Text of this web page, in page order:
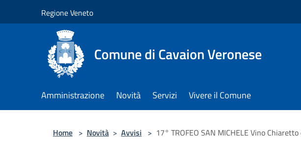
Regione Veneto
Comune di Cavaion Veronese
Amministrazione Novità Servizi Vivere il Comune
Home > Novità > Avvisi > 17° TROFEO SAN MICHELE Vino